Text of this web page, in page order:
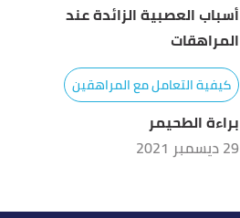
أسباب العصبية الزائدة عند
المراهقات
كيفية التعامل مع المراهقين
براءة الطحيمر
29 ديسمبر 2021